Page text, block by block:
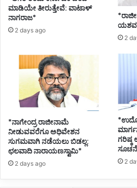
ಮಾಡಿಯೇ ತೀರುತ್ತೇವೆ: ವಾಟಾಳ್
ನಾಗರಾಜ*
2 days ago
2
*ನಾಗೇಂದ್ರ ರಾಜೀನಾಮೆ
ನೀಡುವವರೆಗೂ ಅಧಿವೇಶನ
ಸುಗಮವಾಗಿ ನಡೆಯಲು ಬಿಡಲ್ಲ:
ಛಲವಾದಿ ನಾರಾಯಣಸ್ವಾಮಿ*
2 days ago
ಗರಿಷ್ಠ
2